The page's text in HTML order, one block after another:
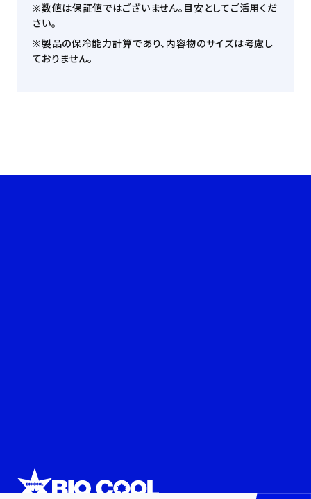
※数値は保証値ではございません。目安としてご活用くだ
さい。
※製品の保冷能力計算であり、内容物のサイズは考慮し
ておりません。